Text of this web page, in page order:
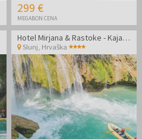
299 €
MEGABON CENA
Hotel Mirjana & Rastoke - Kajakaštvo po čudoviti reki Mrežnici
Slunj, Hrvaška